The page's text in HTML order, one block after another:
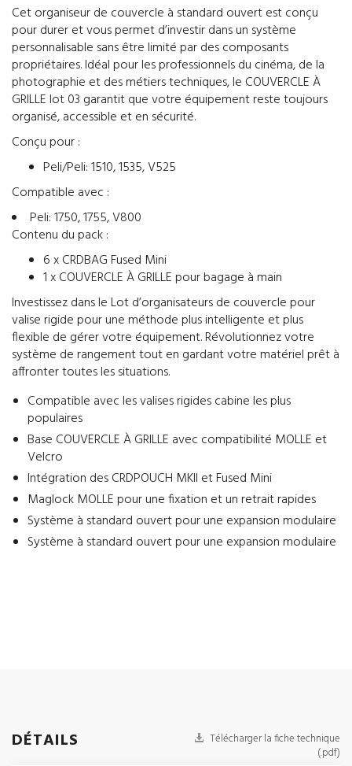
Cet organiseur de couvercle à standard ouvert est conçu
pour durer et vous permet d’investir dans un système
personnalisable sans être limité par des composants
propriétaires. Idéal pour les professionnels du cinéma, de la
photographie et des métiers techniques, le COUVERCLE À
GRILLE lot 03 garantit que votre équipement reste toujours
organisé, accessible et en sécurité.
Conçu pour :
Peli/Peli: 1510, 1535, V525
Compatible avec :
Peli: 1750, 1755, V800
Contenu du pack :
6 x CRDBAG Fused Mini
1 x COUVERCLE À GRILLE pour bagage à main
Investissez dans le Lot d’organisateurs de couvercle pour
valise rigide pour une méthode plus intelligente et plus
flexible de gérer votre équipement. Révolutionnez votre
système de rangement tout en gardant votre matériel prêt à
affronter toutes les situations.
Compatible avec les valises rigides cabine les plus
populaires
Base COUVERCLE À GRILLE avec compatibilité MOLLE et
Velcro
Intégration des CRDPOUCH MKII et Fused Mini
Maglock MOLLE pour une fixation et un retrait rapides
Système à standard ouvert pour une expansion modulaire
Système à standard ouvert pour une expansion modulaire
DÉTAILS
Télécharger la fiche technique
(.pdf)